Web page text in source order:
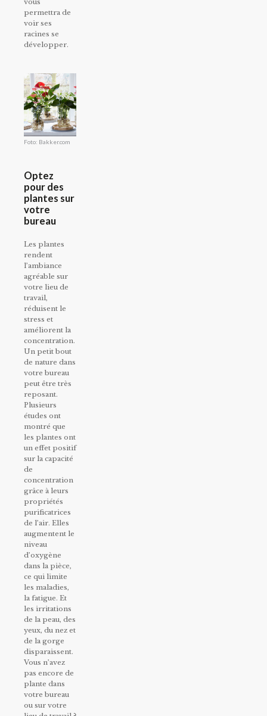
vous
permettra de
voir ses
racines se
développer.
Foto: Bakker.com
Optez
pour des
plantes sur
votre
bureau
Les plantes
rendent
l’ambiance
agréable sur
votre lieu de
travail,
réduisent le
stress et
améliorent la
concentration.
Un petit bout
de nature dans
votre bureau
peut être très
reposant.
Plusieurs
études ont
montré que
les plantes ont
un effet positif
sur la capacité
de
concentration
grâce à leurs
propriétés
purificatrices
de l’air. Elles
augmentent le
niveau
d’oxygène
dans la pièce,
ce qui limite
les maladies,
la fatigue. Et
les irritations
de la peau, des
yeux, du nez et
de la gorge
disparaissent.
Vous n’avez
pas encore de
plante dans
votre bureau
ou sur votre